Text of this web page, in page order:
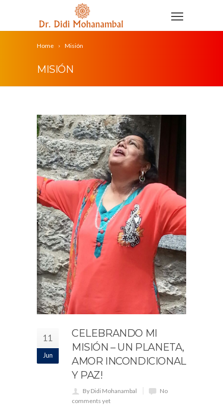
Home Misión
MISIÓN
11
Jun
CELEBRANDO MI
MISIÓN – UN PLANETA,
AMOR INCONDICIONAL
Y PAZ!
By Didi Mohanambal
No
comments yet